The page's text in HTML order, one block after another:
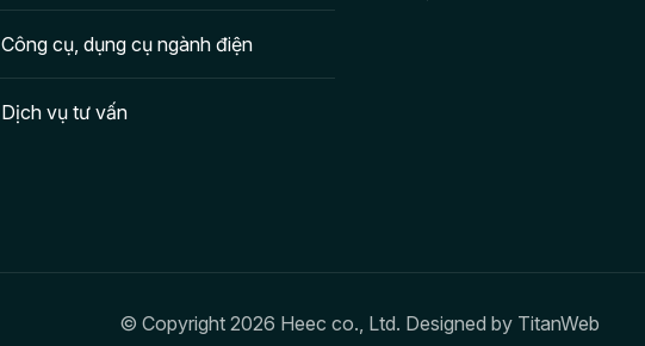
Công cụ, dụng cụ ngành điện
Dịch vụ tư vấn
© Copyright 2026 Heec co., Ltd. Designed by TitanWeb